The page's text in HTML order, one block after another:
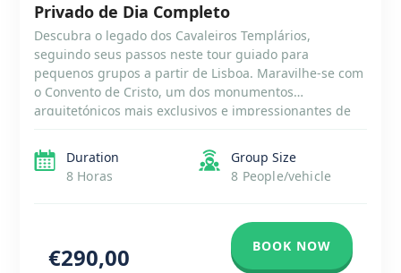
Privado de Dia Completo
Descubra o legado dos Cavaleiros Templários,
seguindo seus passos neste tour guiado para
pequenos grupos a partir de Lisboa. Maravilhe-se com
o Convento de Cristo, um dos monumentos
arquitetónicos mais exclusivos e impressionantes de
Visite a cidade de Tomar, antiga casa da Ordem dos
Cavaleiros Templários, um lugar […]
Duration
8 Horas
Group Size
8 People/vehicle
€290,00 BOOK NOW